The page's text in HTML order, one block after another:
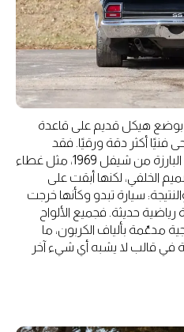
بوضع هيكل قديم على قاعدة
فنيًا أكثر دقة ورقيًا. فقد
استعارت بعض العناصر الخارجية البارزة من شيفل 1969، مثل غطاء
الخلفي، لكنها أبقت على
الأساسي لكامارو 2015. والنتيجة: سيارة تبدو وكأنها خرجت
رياضية حديثة. فجميع الألواح
مدعّمة بألياف الكربون، ما
في قالب لا يشبه أي شيء آخر